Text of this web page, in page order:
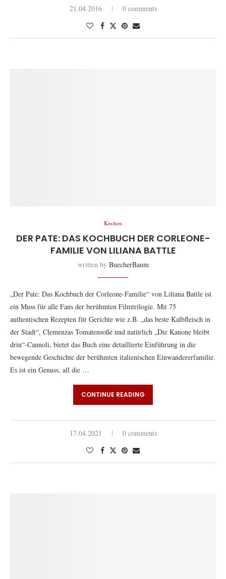
21.04.2016 0 comments
Kochen
DER PATE: DAS KOCHBUCH DER CORLEONE-
FAMILIE VON LILIANA BATTLE
written by BuecherBaum
„Der Pate: Das Kochbuch der Corleone-Familie“ von Liliana Battle ist
ein Muss für alle Fans der berühmten Filmtrilogie. Mit 75
authentischen Rezepten für Gerichte wie z.B. „das beste Kalbfleisch in
der Stadt“, Clemenzas Tomatensoße und natürlich „Die Kanone bleibt
drin“-Cannoli, bietet das Buch eine detaillierte Einführung in die
bewegende Geschichte der berühmten italienischen Einwandererfamilie.
Es ist ein Genuss, all die …
CONTINUE READING
17.04.2021 0 comments